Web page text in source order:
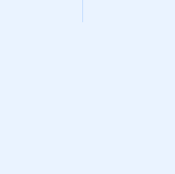
(a / p / l) : 105.0mm / 211.5mm /